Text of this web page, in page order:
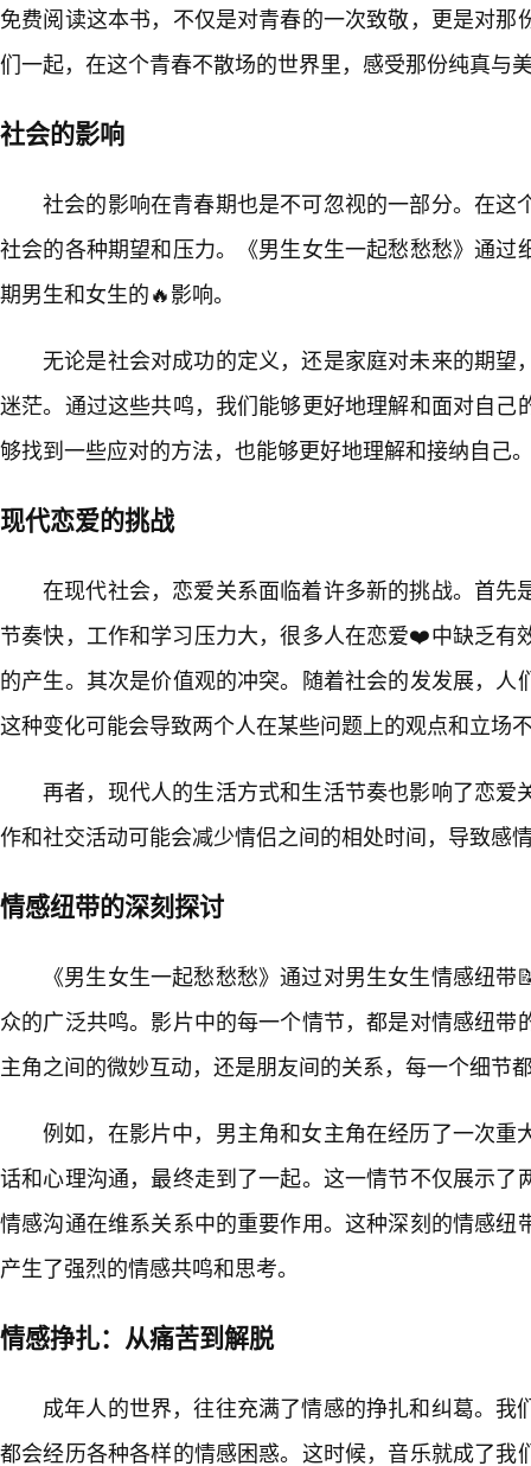
免费阅读这本书，不仅是对青春的一次致敬，更是对那
们一起，在这个青春不散场的世界里，感受那份纯真与
社会的影响
社会的影响在青春期也是不可忽视的一部分。在这
社会的各种期望和压力。《男生女生一起愁愁愁》通过
期男生和女生的🔥影响。
无论是社会对成功的定义，还是家庭对未来的期望
迷茫。通过这些共鸣，我们能够更好地理解和面对自己
够找到一些应对的方法，也能够更好地理解和接纳自己
现代恋爱的挑战
在现代社会，恋爱关系面临着许多新的挑战。首先
节奏快，工作和学习压力大，很多人在恋爱❤️中缺乏有
的产生。其次是价值观的冲突。随着社会的发发展，人
这种变化可能会导致两个人在某些问题上的观点和立场
再者，现代人的生活方式和生活节奏也影响了恋爱
作和社交活动可能会减少情侣之间的相处时间，导致感
情感纽带的深刻探讨
《男生女生一起愁愁愁》通过对男生女生情感纽
众的广泛共鸣。影片中的每一个情节，都是对情感纽带
主角之间的微妙互动，还是朋友间的关系，每一个细节
例如，在影片中，男主角和女主角在经历了一次重
话和心理沟通，最终走到了一起。这一情节不仅展示了
情感沟通在维系关系中的重要作用。这种深刻的情感纽
产生了强烈的情感共鸣和思考。
情感挣扎：从痛苦到解脱
成年人的世界，往往充满了情感的挣扎和纠葛。我
都会经历各种各样的情感困惑。这时候，音乐就成了我